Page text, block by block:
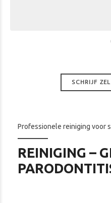
SCHRIJF
Professionele reiniging voor
REINIGING –